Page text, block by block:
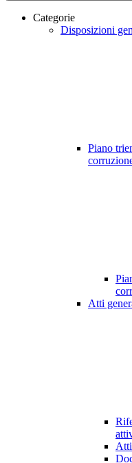
Categorie
Disposizioni
Piano
Atti